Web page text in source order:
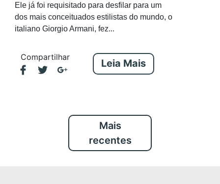
Ele já foi requisitado para desfilar para um
dos mais conceituados estilistas do mundo, o
italiano Giorgio Armani, fez...
Compartilhar
Leia Mais
Mais
recentes